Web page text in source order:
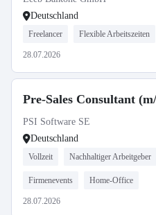
Deutschland
Freelancer Flexible Arbeitszeiten
28.07.2026
Pre-Sales Consultant
PSI Software SE
Deutschland
Vollzeit Nachhaltiger Arbeitgeber
Firmenevents Home-Office
28.07.2026